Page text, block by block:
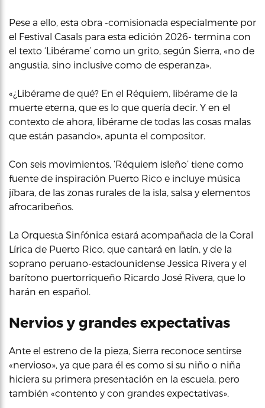
Pese a ello, esta obra -comisionada especialmente por
el Festival Casals para esta edición 2026- termina con
el texto ‘Libérame’ como un grito, según Sierra, «no de
angustia, sino inclusive como de esperanza».
«¿Libérame de qué? En el Réquiem, libérame de la
muerte eterna, que es lo que quería decir. Y en el
contexto de ahora, libérame de todas las cosas malas
que están pasando», apunta el compositor.
Con seis movimientos, ‘Réquiem isleño’ tiene como
fuente de inspiración Puerto Rico e incluye música
jíbara, de las zonas rurales de la isla, salsa y elementos
afrocaribeños.
La Orquesta Sinfónica estará acompañada de la Coral
Lírica de Puerto Rico, que cantará en latín, y de la
soprano peruano-estadounidense Jessica Rivera y el
barítono puertorriqueño Ricardo José Rivera, que lo
harán en español.
Nervios y grandes expectativas
Ante el estreno de la pieza, Sierra reconoce sentirse
«nervioso», ya que para él es como si su niño o niña
hiciera su primera presentación en la escuela, pero
también «contento y con grandes expectativas».